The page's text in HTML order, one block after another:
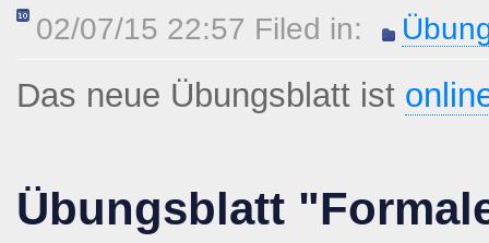
02/07/15 22:57 Filed in:
Das neue Übungsblatt ist
Übungsblatt